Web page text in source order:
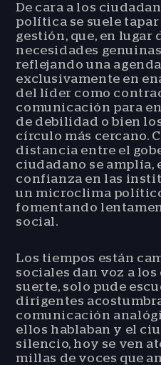
De cara a los
política se suele
gestión, que, en lugar
necesidades
reflejando una
exclusivamente en
del líder como
comunicación para
de debilidad o bien
círculo más cercano.
distancia entre el
ciudadano se amplía,
confianza en las
un microclima
fomentando
social.
Los tiempos están
sociales dan voz a los
suerte, solo pude
dirigentes
comunicación
ellos hablaban y el
silencio, hoy se ven
millas de voces que